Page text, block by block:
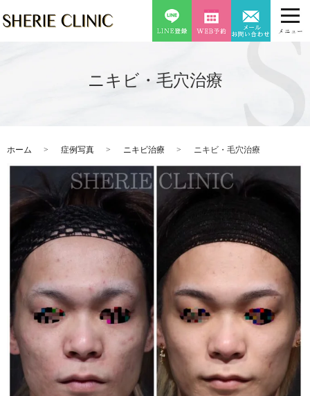
ニキビ・毛穴治療
ホーム 症例写真 ニキビ治療 ニキビ・毛穴治療